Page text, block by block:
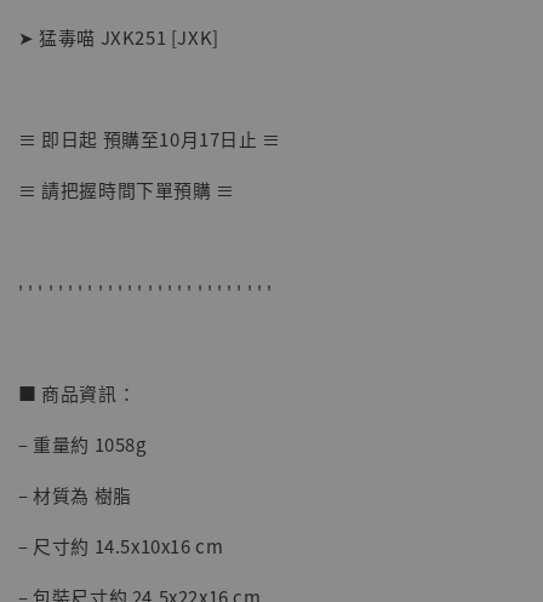
摩 [7STARS Studio]
➤ 猛毒喵 JXK251 [JXK]
≡ 即日起 預購至10月17日止 ≡
≡ 請把握時間下單預購 ≡
' ' ' ' ' ' ' ' ' ' ' ' ' ' ' ' ' ' ' ' ' ' ' ' ' '
■ 商品資訊：
– 重量約 1058g
– 材質為 樹脂
– 尺寸約 14.5x10x16 cm
– 包裝尺寸約 24.5x22x16 cm